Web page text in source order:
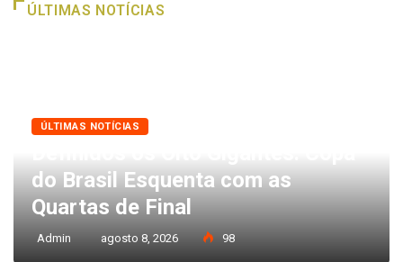
ÚLTIMAS NOTÍCIAS
ÚLTIMAS NOTÍCIAS
do Brasil Esquenta com as
Quartas de Final
Admin agosto 8, 2026 98